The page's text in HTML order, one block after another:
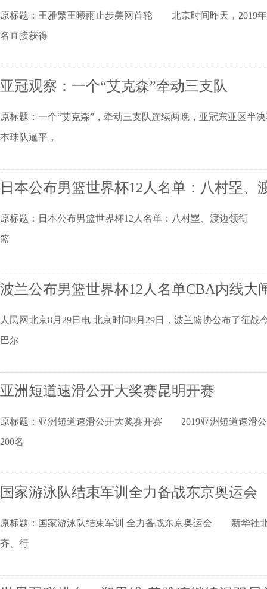
原标题：王雅繁王曦雨止步美网首轮 北京时间昨天，2019
名直接获得
亚冠观察：一个“艾克森”牵动三支队
原标题：一个“艾克森”，牵动三支队连续两晚，亚冠东亚区半
本球队逼平，
日本公布男篮世界杯12人名单：八村塁、
原标题：日本公布男篮世界杯12人名单：八村塁、渡边领衔
篮
波兰公布男篮世界杯12人名单CBA内线大
人民网北京8月29日电 北京时间8月29日，波兰篮协公布了征
巴尔
亚洲短道速滑公开大奖赛昆明开赛
原标题：亚洲短道速滑公开大奖赛开赛 2019亚洲短道速滑
200名
国家游泳队结束军训全力备战东京奥运会
原标题：国家游泳队结束军训 全力备战东京奥运会 新华社
齐、行